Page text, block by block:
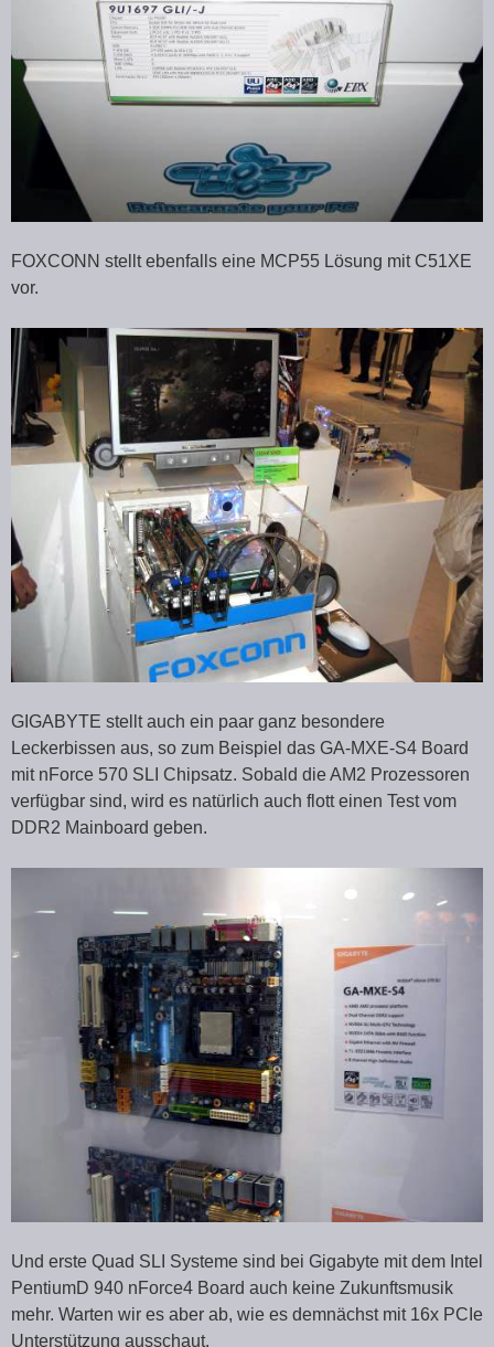
FOXCONN stellt ebenfalls eine MCP55 Lösung mit C51XE
vor.
GIGABYTE stellt auch ein paar ganz besondere
Leckerbissen aus, so zum Beispiel das GA-MXE-S4 Board
mit nForce 570 SLI Chipsatz. Sobald die AM2 Prozessoren
verfügbar sind, wird es natürlich auch flott einen Test vom
DDR2 Mainboard geben.
Und erste Quad SLI Systeme sind bei Gigabyte mit dem Intel
PentiumD 940 nForce4 Board auch keine Zukunftsmusik
mehr. Warten wir es aber ab, wie es demnächst mit 16x PCIe
Unterstützung ausschaut.